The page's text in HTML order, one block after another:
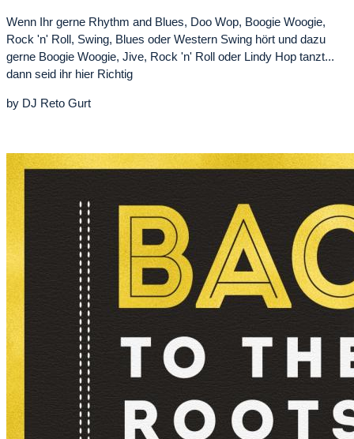
Wenn Ihr gerne Rhythm and Blues, Doo Wop, Boogie Woogie,
Rock 'n' Roll, Swing, Blues oder Western Swing hört und dazu
gerne Boogie Woogie, Jive, Rock 'n' Roll oder Lindy Hop tanzt...
dann seid ihr hier Richtig
by DJ Reto Gurt